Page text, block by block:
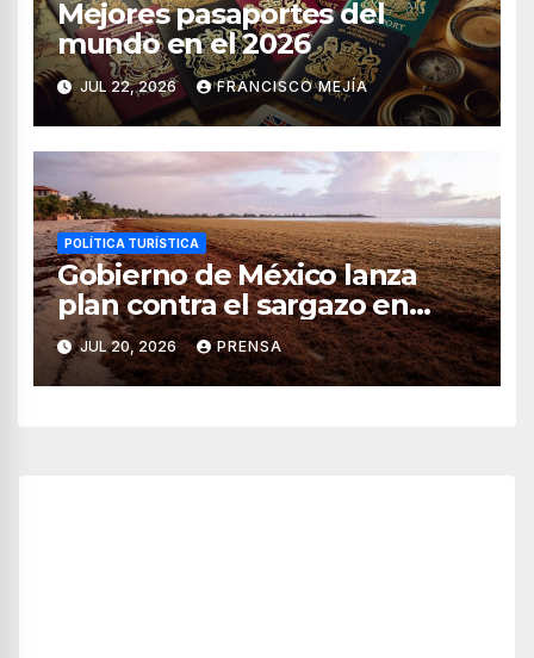
Mejores pasaportes del
mundo en el 2026
JUL 22, 2026 FRANCISCO MEJÍA
POLÍTICA TURÍSTICA
Gobierno de México lanza
plan contra el sargazo en
playas de Quintana Roo
JUL 20, 2026 PRENSA